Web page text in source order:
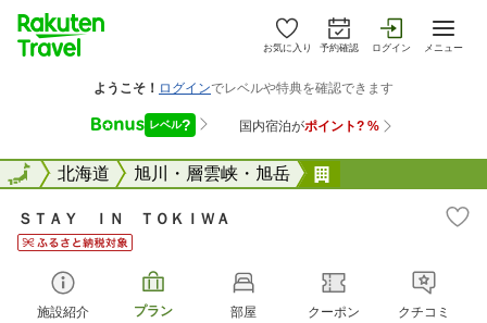
お気に入り 予約確認 ログイン メニュー
全国北海道 旭川・層雲峡・旭岳
全国
ＳＴＡＹ ＩＮ ＴＯＫＩＷＡ
施設紹介 プラン 部屋 クーポン クチコミ